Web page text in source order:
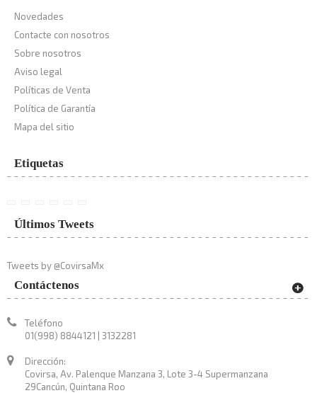
Novedades
Contacte con nosotros
Sobre nosotros
Aviso legal
Políticas de Venta
Política de Garantía
Mapa del sitio
Etiquetas
Últimos Tweets
Tweets by @CovirsaMx
Contáctenos
Teléfono
01(998) 8844121 | 3132281
Dirección:
Covirsa, Av. Palenque Manzana 3, Lote 3-4 Supermanzana
29Cancún, Quintana Roo